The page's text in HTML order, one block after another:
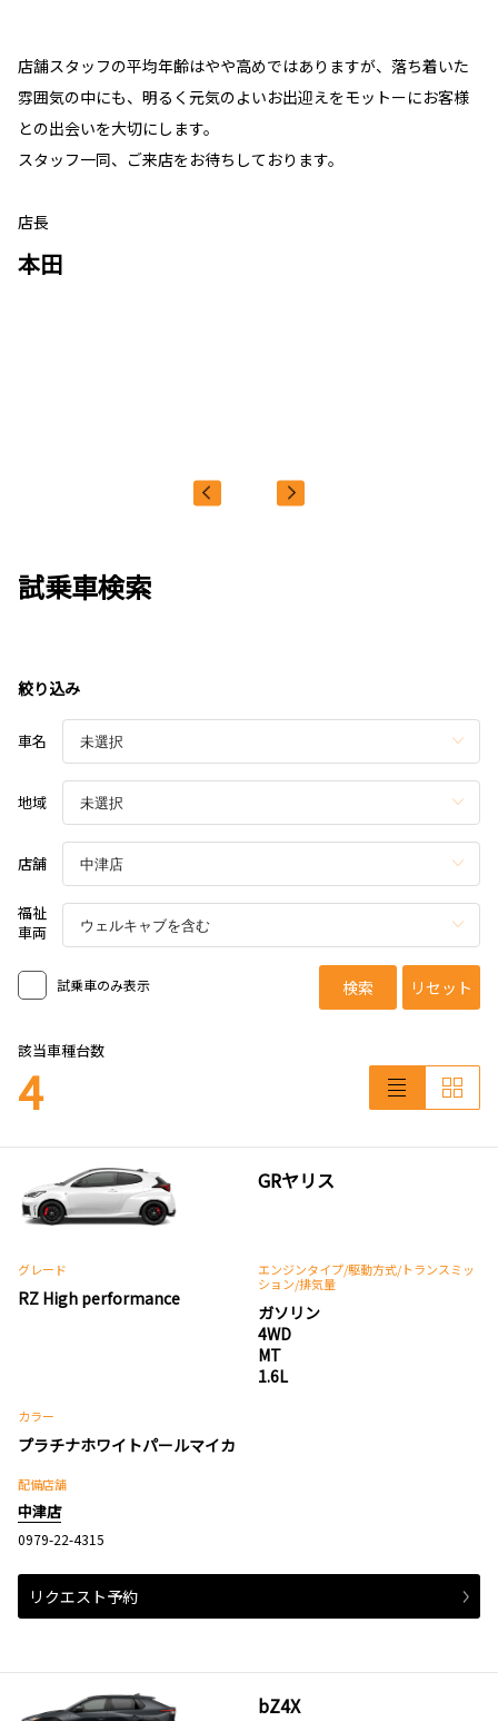
店舗スタッフの平均年齢はやや高めではありますが、落ち着いた
雰囲気の中にも、明るく元気のよいお出迎えをモットーにお客様
との出会いを大切にします。
スタッフ一同、ご来店をお待ちしております。
店長
本田
試乗車検索
絞り込み
車名
地域
店舗
福祉
車両
試乗車のみ表示 検索 リセット
該当車種台数
4
GRヤリス
グレード
RZ High performance
エンジンタイプ/駆動方式/トランスミッ
ション/排気量
ガソリン
4WD
MT
1.6L
カラー
プラチナホワイトパールマイカ
配備店舗
中津店
0979-22-4315
リクエスト予約
bZ4X